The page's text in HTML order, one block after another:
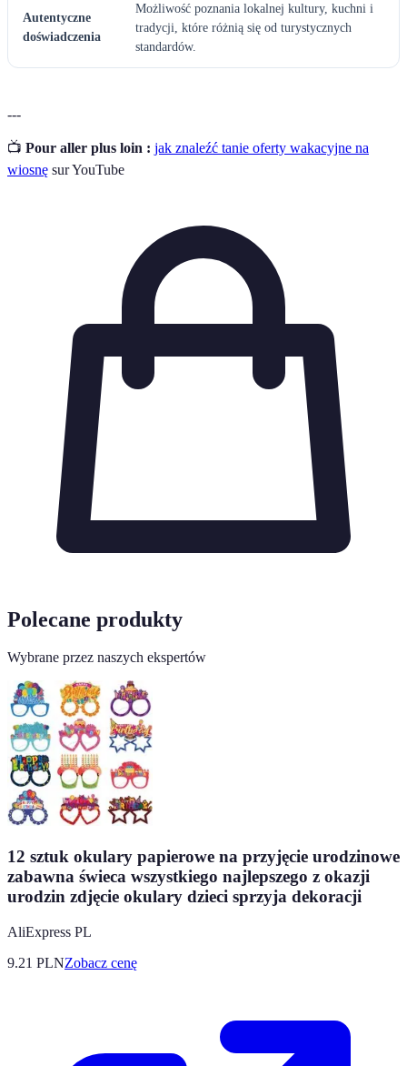
Autentyczne
doświadczenia
Możliwość poznania lokalnej kultury, kuchni i
tradycji, które różnią się od turystycznych
standardów.
---
📺 Pour aller plus loin : jak znaleźć tanie oferty wakacyjne na
wiosnę sur YouTube
Polecane produkty
Wybrane przez naszych ekspertów
12 sztuk okulary papierowe na przyjęcie urodzinowe
zabawna świeca wszystkiego najlepszego z okazji
urodzin zdjęcie okulary dzieci sprzyja dekoracji
AliExpress PL
9.21 PLNZobacz cenę